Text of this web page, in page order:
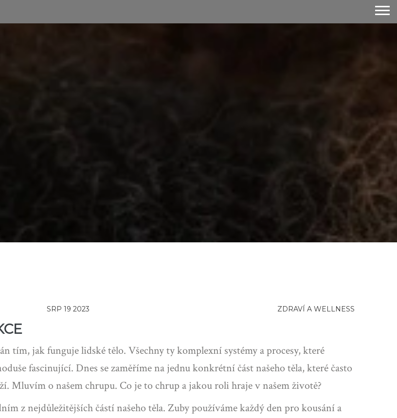
SRP 19 2023 ZDRAVÍ A WELLNESS
tím, jak funguje lidské tělo. Všechny ty komplexní systémy a procesy, které
fascinující. Dnes se zaměříme na jednu konkrétní část našeho těla, které často
Mluvím o našem chrupu. Co je to chrup a jakou roli hraje v našem životě?
z nejdůležitějších částí našeho těla. Zuby používáme každý den pro kousání a